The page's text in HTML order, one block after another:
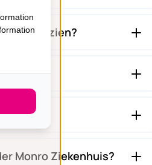
in te zien?
Monro Ziekenhuis?